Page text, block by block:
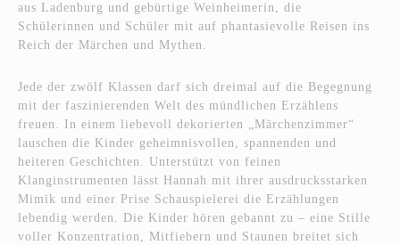
aus Ladenburg und gebürtige Weinheimerin, die
Schülerinnen und Schüler mit auf phantasievolle Reisen ins
Reich der Märchen und Mythen.
Jede der zwölf Klassen darf sich dreimal auf die Begegnung
mit der faszinierenden Welt des mündlichen Erzählens
freuen. In einem liebevoll dekorierten „Märchenzimmer“
lauschen die Kinder geheimnisvollen, spannenden und
heiteren Geschichten. Unterstützt von feinen
Klanginstrumenten lässt Hannah mit ihrer ausdrucksstarken
Mimik und einer Prise Schauspielerei die Erzählungen
lebendig werden. Die Kinder hören gebannt zu – eine Stille
voller Konzentration, Mitfiebern und Staunen breitet sich